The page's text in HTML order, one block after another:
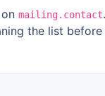
on mailing.contact
the list before